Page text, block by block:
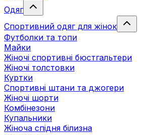
Одяг
Спортивний одяг для жінок
Футболки та топи
Майки
Жіночі спортивні бюстгальтери
Жіночі толстовки
Куртки
Спортивні штани та джогери
Жіночі шорти
Комбінезони
Купальники
Жіноча спідня білизна